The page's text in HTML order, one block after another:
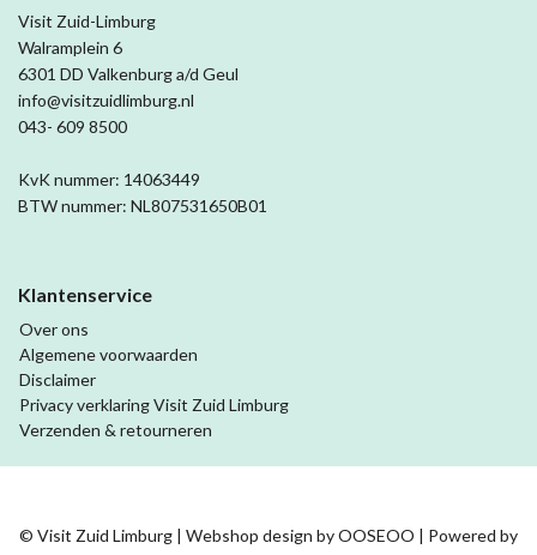
Visit Zuid-Limburg
Walramplein 6
6301 DD Valkenburg a/d Geul
info@visitzuidlimburg.nl
043- 609 8500
KvK nummer: 14063449
BTW nummer: NL807531650B01
Klantenservice
Over ons
Algemene voorwaarden
Disclaimer
Privacy verklaring Visit Zuid Limburg
Verzenden & retourneren
© Visit Zuid Limburg | Webshop design byOOSEOO | Powered by